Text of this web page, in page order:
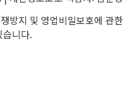
방지 및 영업비밀보호에 관한
습니다.